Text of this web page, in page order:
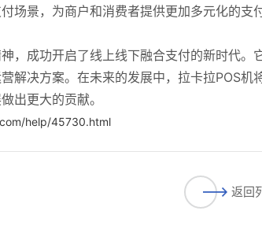
场景，为商户和消费者提供更加多元化的支
，成功开启了线上线下融合支付的新时代。
解决方案。在未来的发展中，拉卡拉POS机
出更大的贡献。
help/45730.html
返回